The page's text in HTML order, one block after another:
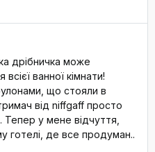
дрібничка може
ванної кімнати!
що стояли в
від niffgaff просто
у мене відчуття,
готелі, де все продуман..